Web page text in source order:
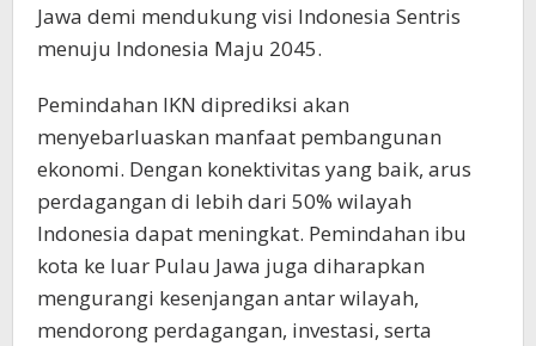
Jawa demi mendukung visi Indonesia Sentris
menuju Indonesia Maju 2045.
Pemindahan IKN diprediksi akan
menyebarluaskan manfaat pembangunan
ekonomi. Dengan konektivitas yang baik, arus
perdagangan di lebih dari 50% wilayah
Indonesia dapat meningkat. Pemindahan ibu
kota ke luar Pulau Jawa juga diharapkan
mengurangi kesenjangan antar wilayah,
mendorong perdagangan, investasi, serta